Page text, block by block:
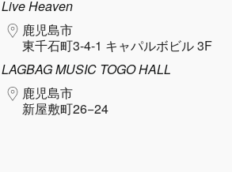
Live Heaven
鹿児島市
東千石町3-4-1 キャパルボビル 3F
LAGBAG MUSIC TOGO HALL
鹿児島市
新屋敷町26−24